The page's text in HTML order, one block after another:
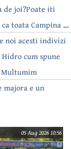
joi?Poate iti
toata Campina s-
noi acesti indivizi
cum spune
majora e un
05 Aug 2026 10:56